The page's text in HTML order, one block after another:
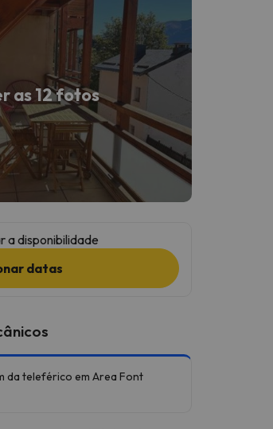
as 12 fotos
a disponibilidade
datas
da teleférico em Area Font